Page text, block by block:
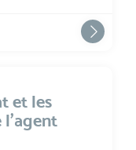
et les
l'agent